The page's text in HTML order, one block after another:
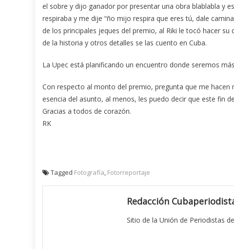
el sobre y dijo ganador por presentar una obra blablabla y
respiraba y me dije “ño mijo respira que eres tú, dale
de los principales jeques del premio, al Riki le tocó hacer
de la historia y otros detalles se las cuento en Cuba.
La Upec está planificando un encuentro donde seremos
Con respecto al monto del premio, pregunta que me
esencia del asunto, al menos, les puedo decir que este fin
Gracias a todos de corazón.
RK
Tagged Fotografía, Fotorreportaje
Redacción
Sitio de la Unión de Periodistas